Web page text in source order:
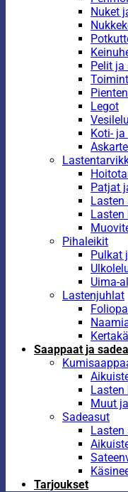
Nuket
Pelit
Legot
Koti-
Patjat
Lasten
Pihaleikit
Pulkat
Uima-
Lastenjuhlat
Saappaat ja
Muut
Sadeasut
Lasten
Tarjoukset